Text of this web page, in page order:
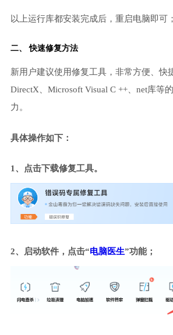
以上运行库都安装完成后，重启电脑即可；
二、 快速修复方法
新用户建议使用修复工具，非常方便、快
DirectX、Microsoft Visual C ++、net库等
力。
具体操作如下：
1、点击下载修复工具。
2、启动软件，点击“电脑医生”功能；